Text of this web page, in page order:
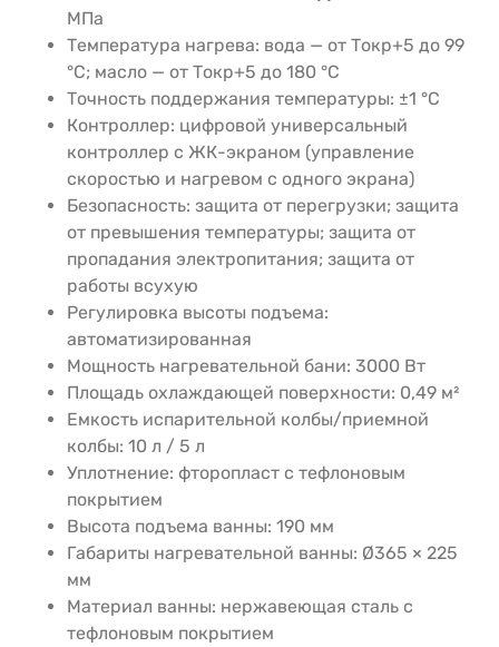
МПа
Температура нагрева: вода — от Tокр+5 до 99
°C; масло — от Tокр+5 до 180 °C
Точность поддержания температуры: ±1 °C
Контроллер: цифровой универсальный
контроллер с ЖК-экраном (управление
скоростью и нагревом с одного экрана)
Безопасность: защита от перегрузки; защита
от превышения температуры; защита от
пропадания электропитания; защита от
работы всухую
Регулировка высоты подъема:
автоматизированная
Мощность нагревательной бани: 3000 Вт
Площадь охлаждающей поверхности: 0,49 м²
Емкость испарительной колбы/приемной
колбы: 10 л / 5 л
Уплотнение: фторопласт с тефлоновым
покрытием
Высота подъема ванны: 190 мм
Габариты нагревательной ванны: Ø365 × 225
мм
Материал ванны: нержавеющая сталь с
тефлоновым покрытием